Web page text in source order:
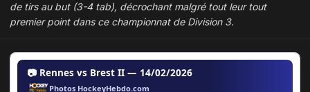
de tirs au but (3-4 tab), décrochant malgré tout leur tout
premier point dans ce championnat de Division 3.